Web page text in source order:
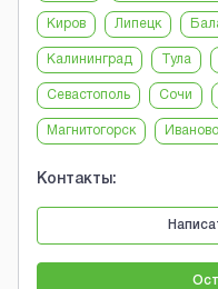
Киров Липецк
Калининград Тула
Севастополь Сочи
Магнитогорск Иваново
Контакты: